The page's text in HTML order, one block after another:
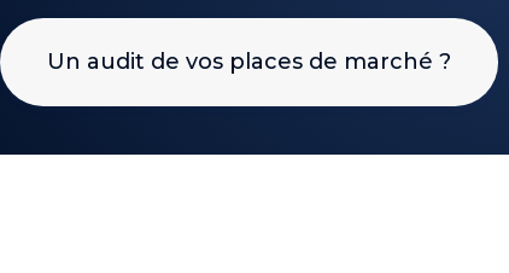
Un audit de vos places de marché ?